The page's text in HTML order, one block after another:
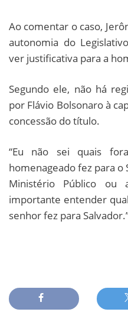
Ao comentar o caso,
autonomia do
ver justificativa para a
Segundo ele, não há
por Flávio Bolsonaro à
concessão do título.
“Eu não sei quais
homenageado fez para o
Ministério Público
importante entender
senhor fez para